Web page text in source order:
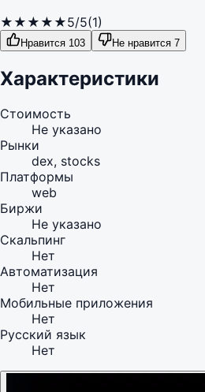
★ ★ ★ ★ ★5/5(1)
Нравится 103 Не нравится 7
Характеристики
Стоимость
Не указано
Рынки
dex, stocks
Платформы
web
Биржи
Не указано
Скальпинг
Нет
Автоматизация
Нет
Мобильные приложения
Нет
Русский язык
Нет